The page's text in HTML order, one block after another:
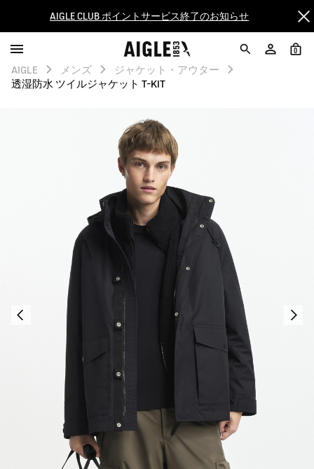
【8/16まで】セール品がさらに10%OFF！
【最大50%OFF】FINAL SALEがスタート！
ログイン/会員登録で送料＆返品無料
AIGLE CLUB ポイントサービス終了のお知らせ
0
AIGLE メンズ
ジャケット・アウター
透湿防水 ツイルジャケット T-KIT